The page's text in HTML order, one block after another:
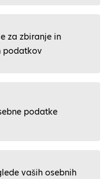
za zbiranje in
podatkov
podatke
vaših osebnih